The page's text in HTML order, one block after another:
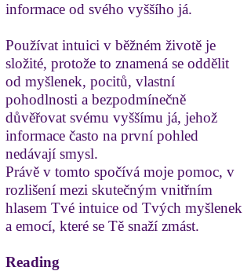
informace od svého vyššího já.
Používat intuici v běžném životě je
složité, protože to znamená se oddělit
od myšlenek, pocitů, vlastní
pohodlnosti a bezpodmínečně
důvěřovat svému vyššímu já, jehož
informace často na první pohled
nedávají smysl.
Právě v tomto spočívá moje pomoc, v
rozlišení mezi skutečným vnitřním
hlasem Tvé intuice od Tvých myšlenek
a emocí, které se Tě snaží zmást.
Reading